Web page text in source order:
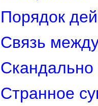
Порядок
Связь
Странное